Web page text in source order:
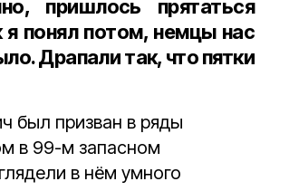
пришлось прятаться
понял потом, немцы нас
Драпали так, что пятки
был призван в ряды
в 99-м запасном
в нём умного